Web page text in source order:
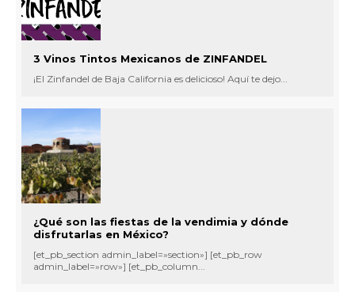
3 Vinos Tintos Mexicanos de ZINFANDEL
¡El Zinfandel de Baja California es delicioso! Aquí te dejo...
¿Qué son las fiestas de la vendimia y dónde
disfrutarlas en México?
[et_pb_section admin_label=»section»] [et_pb_row
admin_label=»row»] [et_pb_column...